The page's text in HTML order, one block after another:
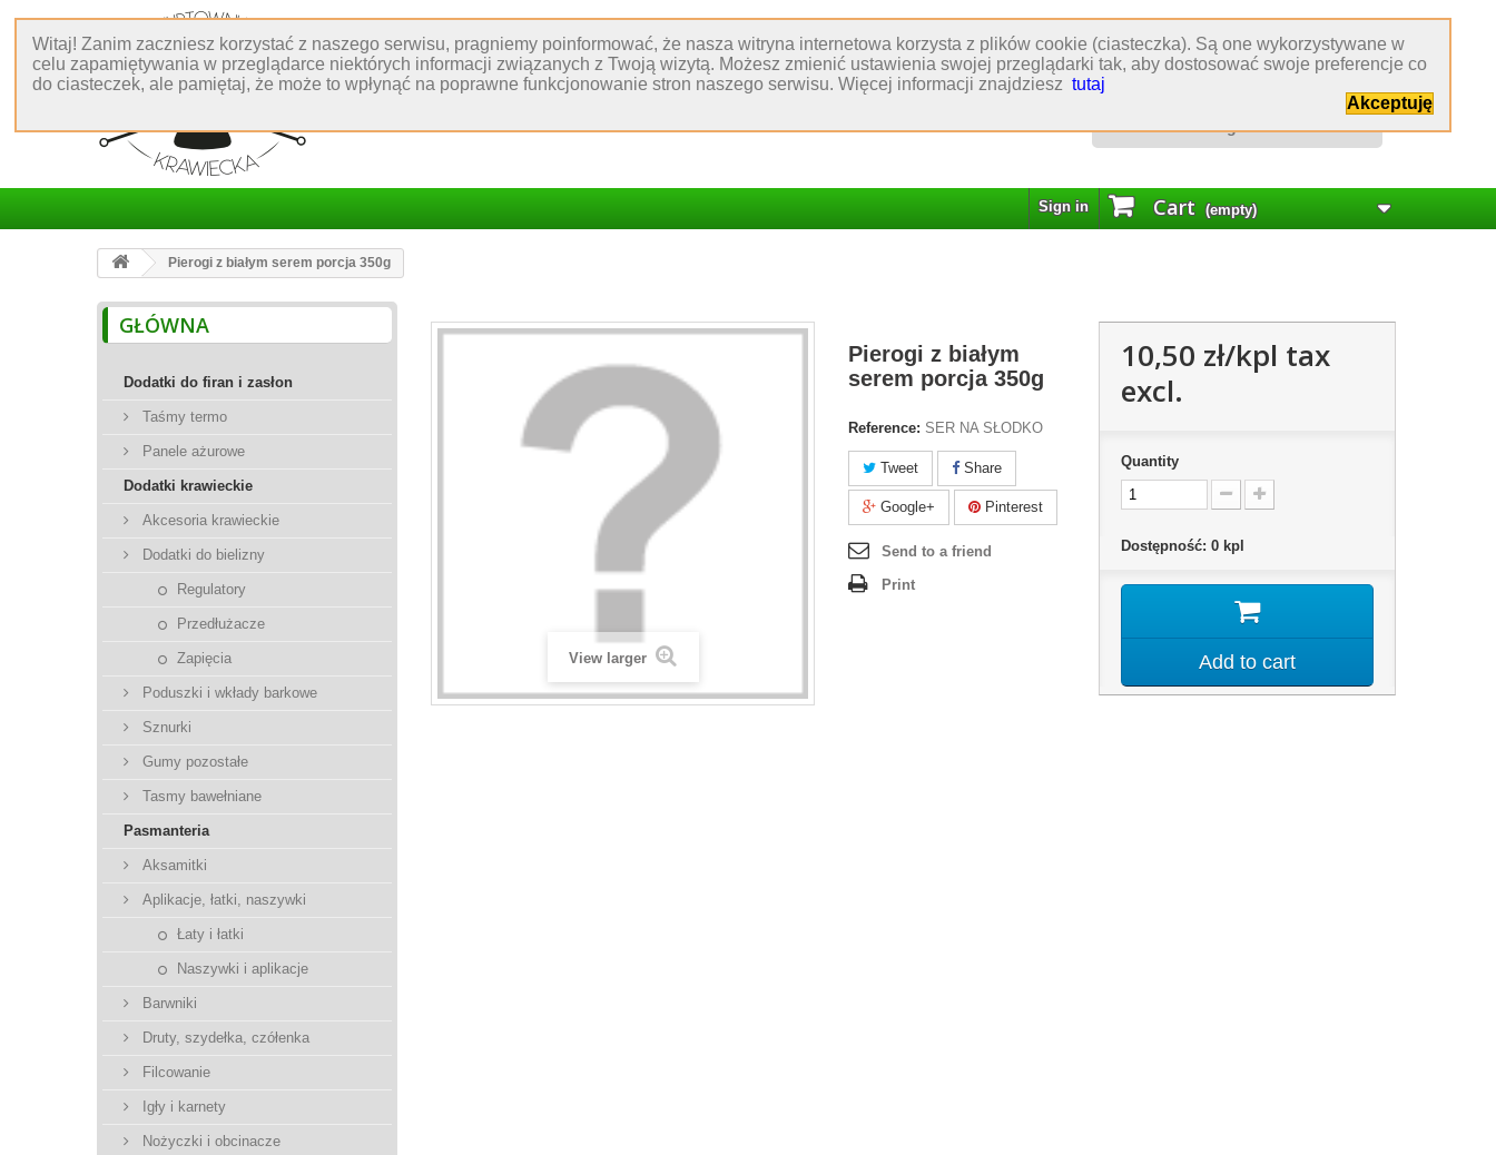
Cart (empty)
Sign in
Obsługa klienta
biuro@hurtowniakrawiecka.pl
:biuro obsługi klienta
Witaj! Zanim zaczniesz korzystać z naszego serwisu, pragniemy poinformować, że nasza witryna internetowa korzysta z plików cookie (ciasteczka). Są one wykorzystywane w
celu zapamiętywania w przeglądarce niektórych informacji związanych z Twoją wizytą. Możesz zmienić ustawienia swojej przeglądarki tak, aby dostosować swoje preferencje co
do ciasteczek, ale pamiętaj, że może to wpłynąć na poprawne funkcjonowanie stron naszego serwisu. Więcej informacji znajdziesz tutaj
Akceptuję
Pierogi z białym serem porcja 350g
GŁÓWNA
Dodatki do firan i zasłon
Taśmy termo
Panele ażurowe
Dodatki krawieckie
Akcesoria krawieckie
Dodatki do bielizny
Regulatory
Przedłużacze
Zapięcia
Poduszki i wkłady barkowe
Sznurki
Gumy pozostałe
Tasmy bawełniane
Pasmanteria
Aksamitki
Aplikacje, łatki, naszywki
Łaty i łatki
Naszywki i aplikacje
Barwniki
Druty, szydełka, czółenka
Filcowanie
Igły i karnety
Nożyczki i obcinacze
View larger
Pierogi z białym
serem porcja 350g
Reference: SER NA SŁODKO
Tweet Share
Google+ Pinterest
Send to a friend
Print
10,50 zł/kpl tax
excl.
Quantity
Dostępność: 0 kpl
Add to cart